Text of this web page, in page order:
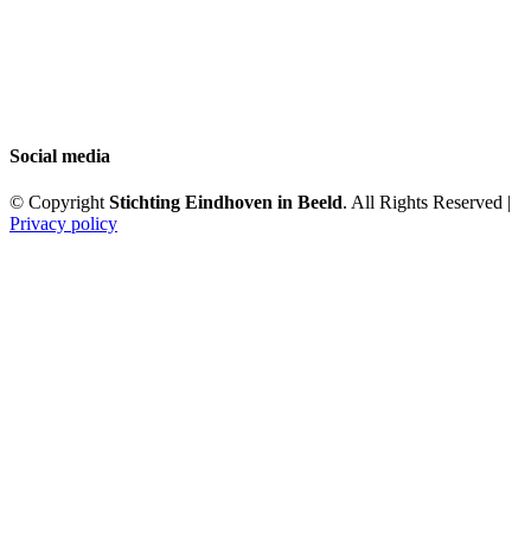
Social media
© CopyrightStichting Eindhoven in Beeld. All Rights Reserved |
Privacy policy